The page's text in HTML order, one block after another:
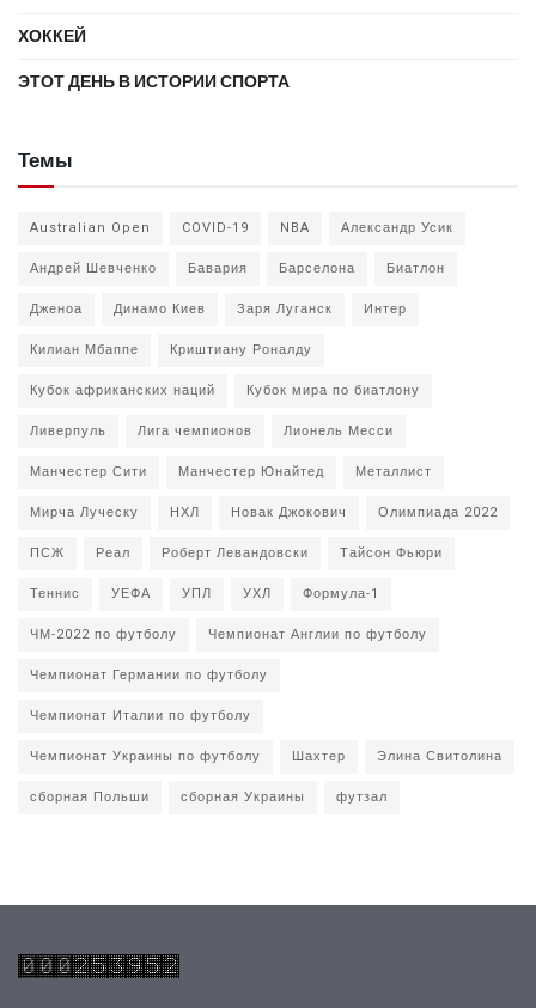
ХОККЕЙ
ЭТОТ ДЕНЬ В ИСТОРИИ СПОРТА
Темы
Australian Open COVID-19 NBA
Александр Усик
Андрей Шевченко
Бавария Барселона
Биатлон
Дженоа
Динамо Киев Заря Луганск
Интер
Килиан Мбаппе
Криштиану Роналду
Кубок африканских наций
Кубок мира по биатлону
Ливерпуль
Лига чемпионов
Лионель Месси
Манчестер Сити
Манчестер Юнайтед
Металлист
Мирча Луческу
НХЛ Новак Джокович
Олимпиада 2022
ПСЖ
Реал Роберт Левандовски
Тайсон Фьюри
Теннис
УЕФА УПЛ УХЛ
Формула-1
ЧМ-2022 по футболу
Чемпионат Англии по футболу
Чемпионат Германии по футболу
Чемпионат Италии по футболу
Чемпионат Украины по футболу
Шахтер
Элина Свитолина
сборная Польши
сборная Украины футзал